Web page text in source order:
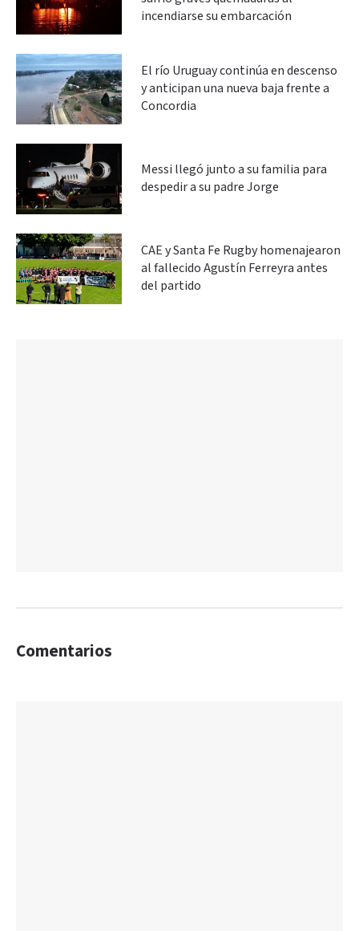
incendiarse su embarcación
El río Uruguay continúa en descenso
y anticipan una nueva baja frente a
Concordia
Messi llegó junto a su familia para
despedir a su padre Jorge
CAE y Santa Fe Rugby homenajearon
al fallecido Agustín Ferreyra antes
del partido
Comentarios